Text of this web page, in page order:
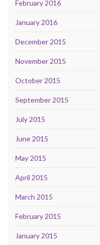
February 2016
January 2016
December 2015
November 2015
October 2015
September 2015
July 2015
June 2015
May 2015
April 2015
March 2015
February 2015
January 2015